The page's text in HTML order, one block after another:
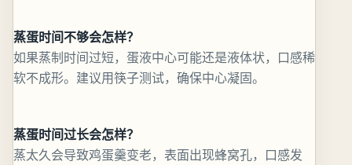
蒸蛋时间不够会怎样？
如果蒸制时间过短，蛋液中心可能还是液体状，口感稀
软不成形。建议用筷子测试，确保中心凝固。
蒸蛋时间过长会怎样？
蒸太久会导致鸡蛋羹变老，表面出现蜂窝孔，口感发